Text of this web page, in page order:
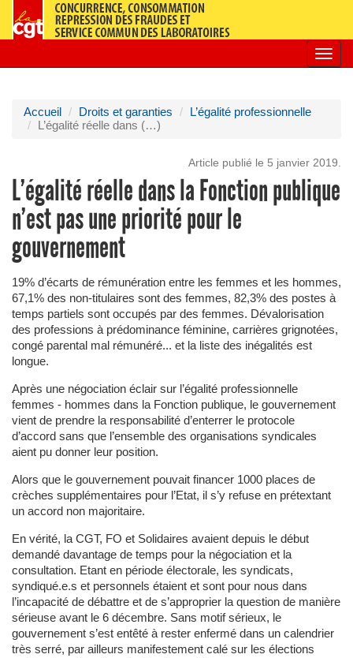
Accueil Droits et garanties
L’égalité professionnelle
L’égalité réelle dans (…)
Article publié le 5 janvier 2019.
L’égalité réelle dans la Fonction publique
n’est pas une priorité pour le
gouvernement
19% d’écarts de rémunération entre les femmes et les hommes,
67,1% des non-titulaires sont des femmes, 82,3% des postes à
temps partiels sont occupés par des femmes. Dévalorisation
des professions à prédominance féminine, carrières grignotées,
congé parental mal rémunéré... et la liste des inégalités est
longue.
Après une négociation éclair sur l’égalité professionnelle
femmes - hommes dans la Fonction publique, le gouvernement
vient de prendre la responsabilité d’enterrer le protocole
d’accord sans que l’ensemble des organisations syndicales
aient pu donner leur position.
Alors que le gouvernement pouvait financer 1000 places de
crèches supplémentaires pour l’Etat, il s’y refuse en prétextant
un accord non majoritaire.
En vérité, la CGT, FO et Solidaires avaient depuis le début
demandé davantage de temps pour la négociation et la
consultation. Etant en période électorale, les syndicats,
syndiqué.e.s et personnels étaient et sont pour nous dans
l’incapacité de débattre et de s’approprier la question de manière
sérieuse avant le 6 décembre. Sans motif sérieux, le
gouvernement s’est entêté à rester enfermé dans un calendrier
très serré, par ailleurs manifestement calé sur les élections